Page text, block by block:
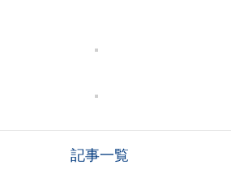
記事一覧